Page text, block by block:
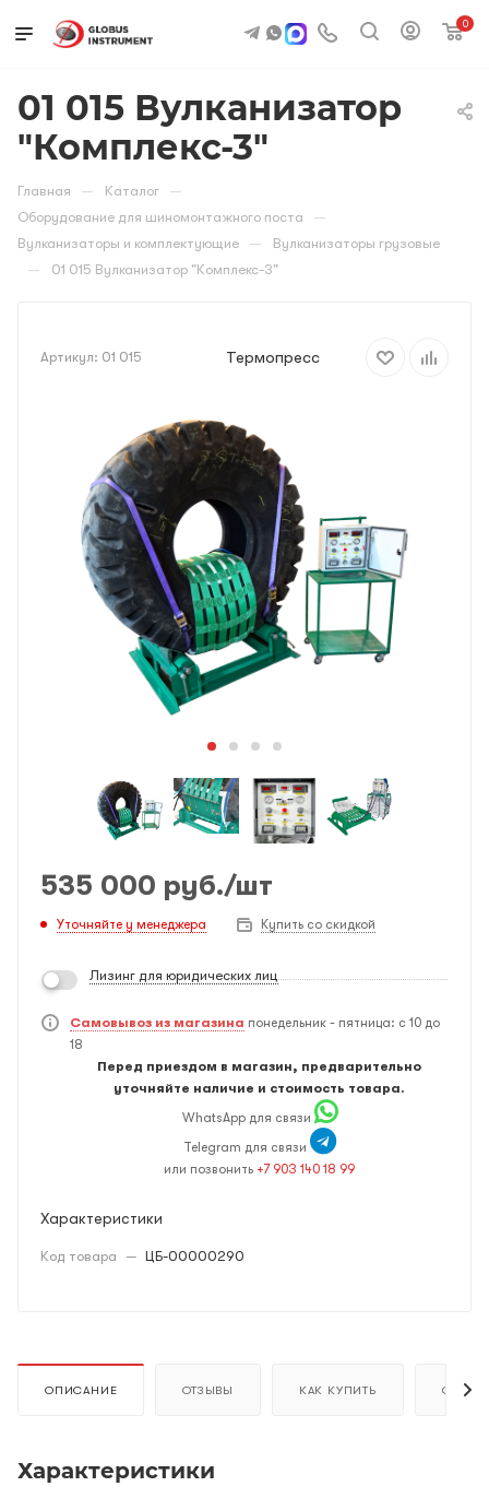
0
01 015 Вулканизатор
"Комплекс-3"
Главная — Каталог —
Оборудование для шиномонтажного поста —
Вулканизаторы и комплектующие — Вулканизаторы грузовые
— 01 015 Вулканизатор "Комплекс-3"
Артикул: 01 015 Термопресс
535 000 руб./шт
Уточняйте у менеджера Купить со скидкой
Лизинг для юридических лиц
Самовывоз из магазина понедельник - пятница: с 10 до
18
Перед приездом в магазин, предварительно
уточняйте наличие и стоимость товара.
WhatsApp для связи
Telegram для связи
или позвонить +7 903 140 18 99
Характеристики
Код товара — ЦБ-00000290
ОПИСАНИЕ ОТЗЫВЫ КАК КУПИТЬ ОПЛАТА
Характеристики